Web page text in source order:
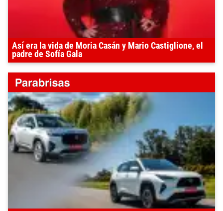
Así era la vida de Moria Casán y Mario Castiglione, el
padre de Sofía Gala